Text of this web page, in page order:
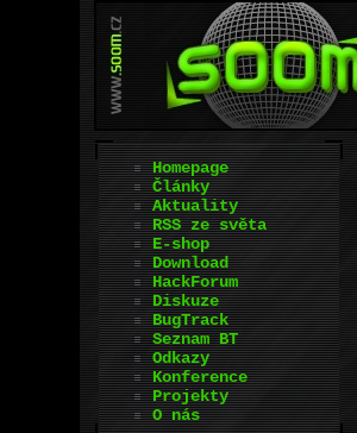
Homepage
Články
Aktuality
RSS ze světa
E-shop
Download
HackForum
Diskuze
BugTrack
Seznam BT
Odkazy
Konference
Projekty
O nás